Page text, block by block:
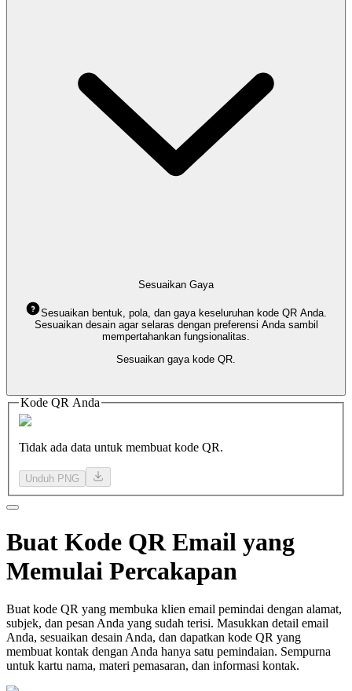
Sesuaikan Gaya
Sesuaikan bentuk, pola, dan gaya keseluruhan kode QR Anda.
Sesuaikan desain agar selaras dengan preferensi Anda sambil
mempertahankan fungsionalitas.
Sesuaikan gaya kode QR.
Kode QR Anda
Tidak ada data untuk membuat kode QR.
Unduh PNG
Buat Kode QR Email yang
Memulai Percakapan
Buat kode QR yang membuka klien email pemindai dengan alamat,
subjek, dan pesan Anda yang sudah terisi. Masukkan detail email
Anda, sesuaikan desain Anda, dan dapatkan kode QR yang
membuat kontak dengan Anda hanya satu pemindaian. Sempurna
untuk kartu nama, materi pemasaran, dan informasi kontak.